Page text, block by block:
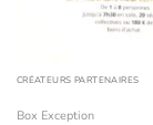
CRÉATEURS PARTENAIRES
Box Exception